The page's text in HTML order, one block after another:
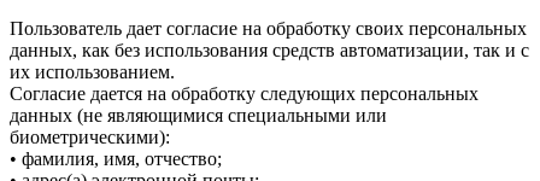
Пользователь дает согласие на обработку своих персональных
данных, как без использования средств автоматизации, так и с
их использованием.
Согласие дается на обработку следующих персональных
данных (не являющимися специальными или
биометрическими):
• фамилия, имя, отчество;